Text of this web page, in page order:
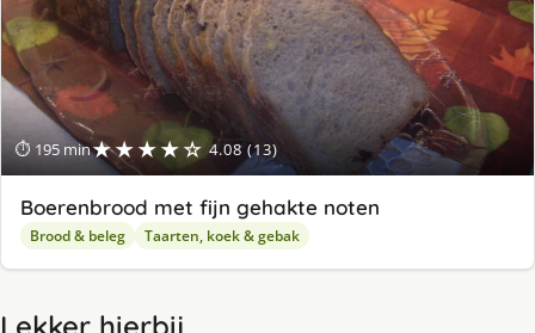
⏱ 195 min★★★★☆ 4.08 (13)
Boerenbrood met fijn gehakte noten
Brood & beleg Taarten, koek & gebak